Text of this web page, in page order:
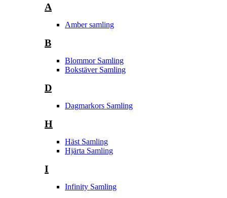
A
Amber samling
B
Blommor Samling
Bokstäver Samling
D
Dagmarkors Samling
H
Häst Samling
Hjärta Samling
I
Infinity Samling